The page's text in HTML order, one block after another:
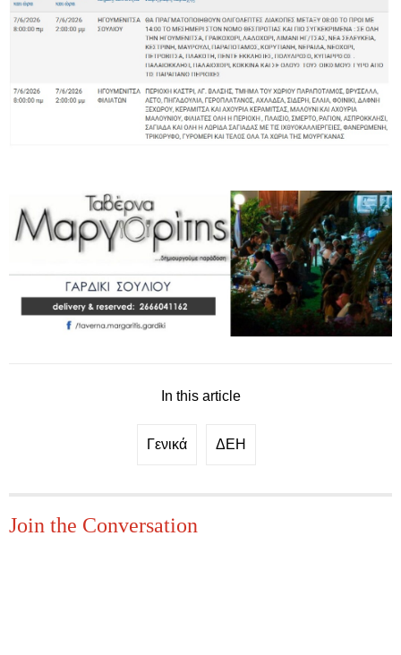
In this article
Γενικά ΔΕΗ
Join the Conversation